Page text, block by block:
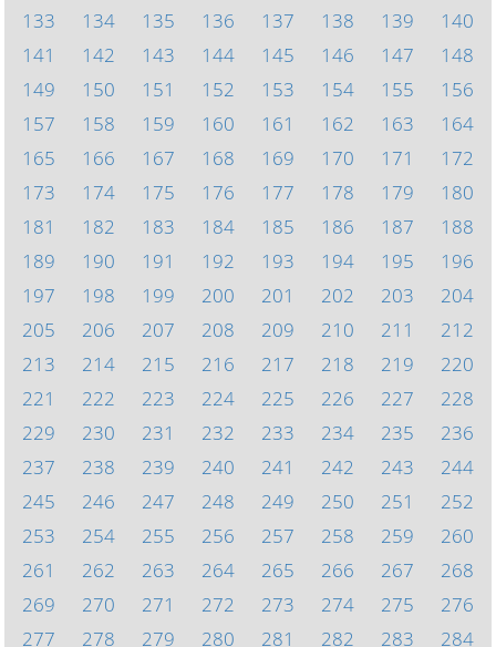
133
134 135 136 137 138 139
140
141
142 143 144 145 146 147
148
149
150 151 152 153 154 155
156
157
158 159 160 161 162 163
164
165
166 167 168 169 170 171
172
173
174 175 176 177 178 179
180
181
182 183 184 185 186 187
188
189
190 191 192 193 194 195
196
197
198 199 200 201 202 203
204
205
206 207 208 209 210 211
212
213
214 215 216 217 218 219
220
221
222 223 224 225 226 227
228
229
230 231 232 233 234 235
236
237
238 239 240 241 242 243
244
245
246 247 248 249 250 251
252
253
254 255 256 257 258 259
260
261
262 263 264 265 266 267
268
269
270 271 272 273 274 275
276
277
278 279 280 281 282 283
284